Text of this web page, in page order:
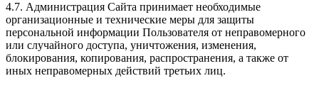
4.7. Администрация Сайта принимает необходимые
организационные и технические меры для защиты
персональной информации Пользователя от неправомерного
или случайного доступа, уничтожения, изменения,
блокирования, копирования, распространения, а также от
иных неправомерных действий третьих лиц.